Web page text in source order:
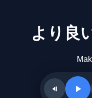
より良
世界